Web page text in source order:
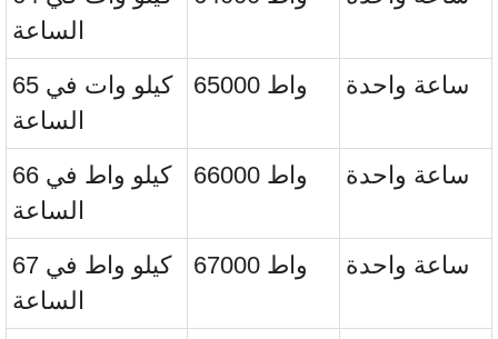
الساعة
65 كيلو وات في
الساعة
65000 واط ساعة واحدة
66 كيلو واط في
الساعة
66000 واط ساعة واحدة
67 كيلو واط في
الساعة
67000 واط ساعة واحدة